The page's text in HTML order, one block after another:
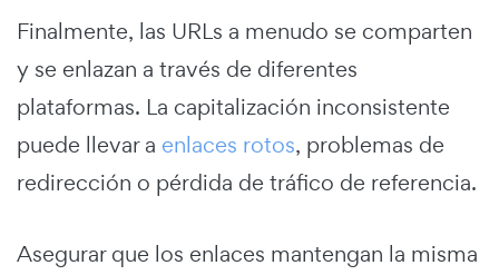
Finalmente, las URLs a menudo se comparten
y se enlazan a través de diferentes
plataformas. La capitalización inconsistente
puede llevar a enlaces rotos, problemas de
redirección o pérdida de tráfico de referencia.
Asegurar que los enlaces mantengan la misma